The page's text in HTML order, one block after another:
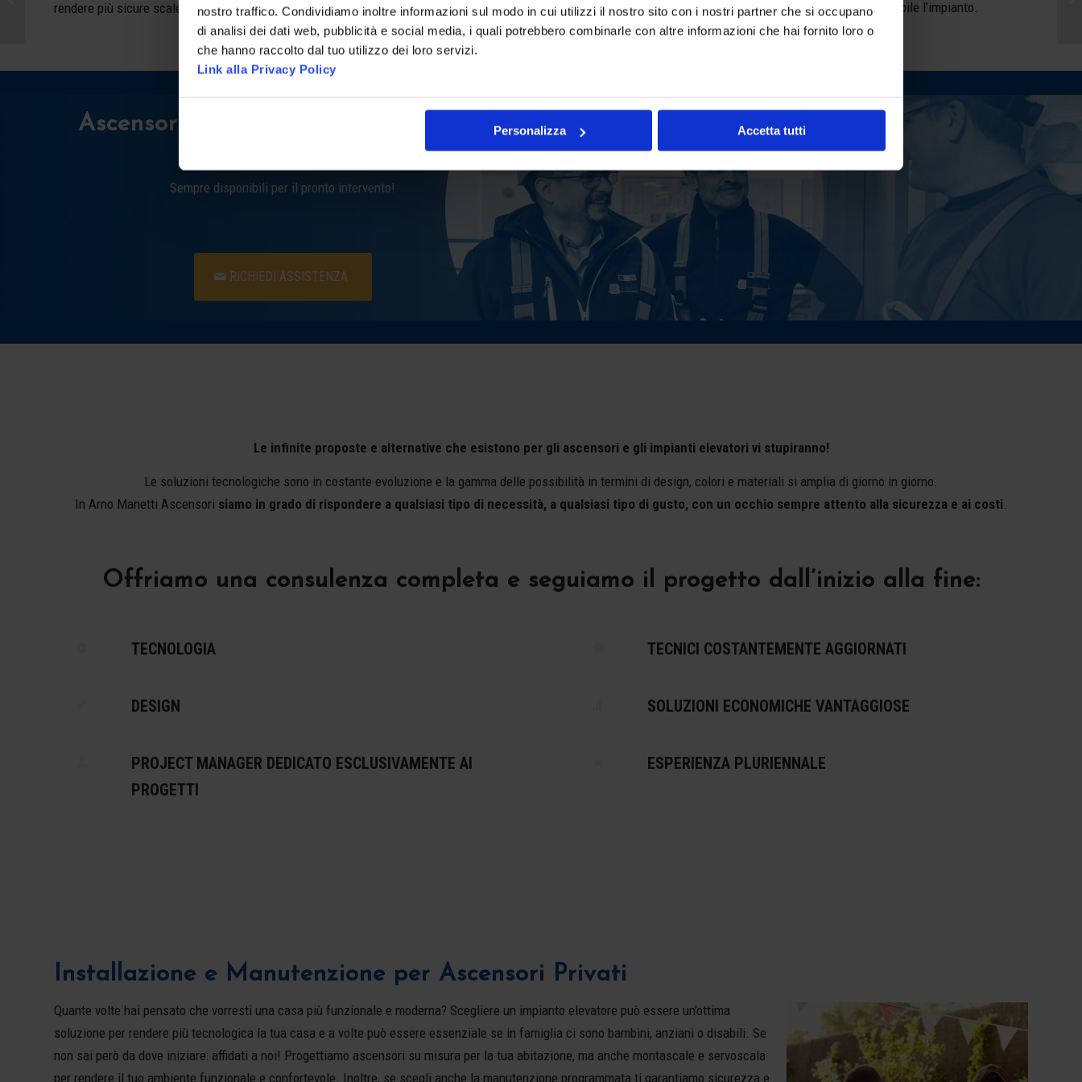
nostro traffico. Condividiamo inoltre informazioni sul modo in cui utilizzi il nostro sito con i nostri partner che si occupano
di analisi dei dati web, pubblicità e social media, i quali potrebbero combinarle con altre informazioni che hai fornito loro o
che hanno raccolto dal tuo utilizzo dei loro servizi.
Link alla Privacy Policy
Personalizza Accetta tutti
rendere più sicure scale e tappeti mobili.
entro 2 ore e interventi risolutivi, per far ripartire il prima possibile l’impianto.
Ascensoristi H24 a Tavarnelle Val di
Sempre disponibili per il pronto intervento!
RICHIEDI ASSISTENZA
Le infinite proposte e alternative che esistono per gli ascensori e gli impianti elevatori vi stupiranno!
Le soluzioni tecnologiche sono in costante evoluzione e la gamma delle possibilità in termini di design, colori e materiali si amplia di giorno in giorno.
In Arno Manetti Ascensori siamo in grado di rispondere a qualsiasi tipo di necessità, a qualsiasi tipo di gusto, con un occhio sempre attento alla sicurezza e ai costi.
Offriamo una consulenza completa e seguiamo il progetto dall’inizio alla fine:
TECNOLOGIA
DESIGN
PROJECT MANAGER DEDICATO ESCLUSIVAMENTE AI
PROGETTI
TECNICI COSTANTEMENTE AGGIORNATI
SOLUZIONI ECONOMICHE VANTAGGIOSE
ESPERIENZA PLURIENNALE
Installazione e Manutenzione per Ascensori Privati
Quante volte hai pensato che vorresti una casa più funzionale e moderna? Scegliere un impianto elevatore può essere un’ottima
soluzione per rendere più tecnologica la tua casa e a volte può essere essenziale se in famiglia ci sono bambini, anziani o disabili. Se
non sai però da dove iniziare: affidati a noi! Progettiamo ascensori su misura per la tua abitazione, ma anche montascale e servoscala
per rendere il tuo ambiente funzionale e confortevole. Inoltre, se scegli anche la manutenzione programmata ti garantiamo sicurezza e